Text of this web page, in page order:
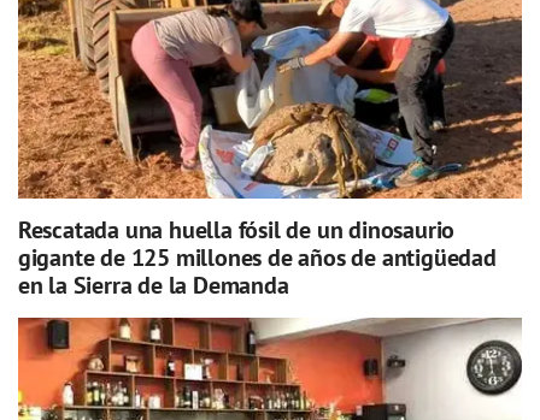
Rescatada una huella fósil de un dinosaurio
gigante de 125 millones de años de antigüedad
en la Sierra de la Demanda